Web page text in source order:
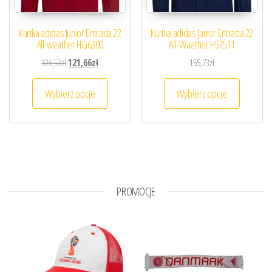
Kurtka adidas Junior Entrada 22
All-weather HG6300
126,53złPierwotna cena wynosiła: 126,53zł.
121,66złAktualna cena wynosi: 121,66zł.
Wybierz opcje
Ten produkt ma wiele wariantów. Opcje
Kurtka adidas Junior Entrada 22
All-Waether H57511
155,73zł
Wybierz opcje
Ten
PROMOCJE